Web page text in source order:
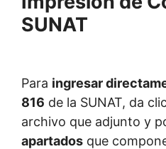
Para ingresar
816 de la SUNAT, da
archivo que adjunto y
apartados que